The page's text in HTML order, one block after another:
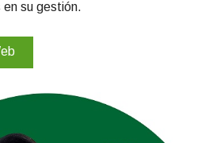
su gestión.